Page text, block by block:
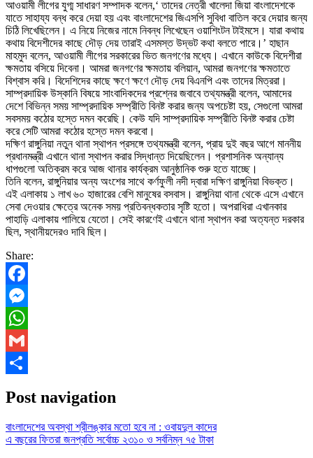
আওয়ামী লীগের যুগ্ম সাধারণ সম্পাদক বলেন,‘ তাদের নেত্রী খালেদা জিয়া বাংলাদেশকে
যাতে সাহায্য বন্ধ করে দেয়া হয় এবং বাংলাদেশের জিএসপি সুবিধা বাতিল করে দেয়ার জন্য
চিঠি লিখেছিলেন। এ নিয়ে নিজের নামে নিবন্ধ লিখেছেন ওয়াশিংটন টাইমসে। যারা কথায়
কথায় বিদেশীদের কাছে দৌড় দেয় তারাই এসমস্ত উদ্ভট কথা বলতে পারে।’ হাছান
মাহমুদ বলেন, আওয়ামী লীগের সরকারের ভিত জনগণের মধ্যে। এখানে কাউকে বিদেশীরা
ক্ষমতায় বসিয়ে দিবেনা। আমরা জনগণের ক্ষমতায় বলিয়ান, আমরা জনগণের ক্ষমতাতে
বিশ্বাস করি। বিদেশিদের কাছে ক্ষণে ক্ষণে দৌড় দেয় বিএনপি এবং তাদের মিত্ররা।
সাম্প্রদায়িক উস্কানি বিষয়ে সাংবাদিকদের প্রশ্নের জবাবে তথ্যমন্ত্রী বলেন, আমাদের
দেশে বিভিন্ন সময় সাম্প্রদায়িক সম্প্রীতি বিনষ্ট করার জন্য অপচেষ্টা হয়, সেগুলো আমরা
সবসময় কঠোর হস্তে দমন করেছি। কেউ যদি সাম্প্রদায়িক সম্প্রীতি বিনষ্ট করার চেষ্টা
করে সেটি আমরা কঠোর হস্তে দমন করবো।
দক্ষিণ রাঙ্গুনিয়া নতুন থানা স্থাপন প্রসঙ্গে তথ্যমন্ত্রী বলেন, প্রায় দুই বছর আগে মাননীয়
প্রধানমন্ত্রী এখানে থানা স্থাপন করার সিদ্ধান্ত দিয়েছিলেন। প্রশাসনিক অন্যান্য
ধাপগুলো অতিক্রম করে আজ থানার কার্যক্রম আনুষ্ঠানিক শুরু হতে যাচ্ছে।
তিনি বলেন, রাঙ্গুনিয়ার অন্য অংশের সাথে কর্ণফুলী নদী দ্বারা দক্ষিণ রাঙ্গুনিয়া বিভক্ত।
এই এলাকায় ১ লাখ ৬০ হাজারের বেশি মানুষের বসবাস। রাঙ্গুনিয়া থানা থেকে এসে এখানে
সেবা দেওয়ার ক্ষেত্রে অনেক সময় প্রতিবন্ধকতার সৃষ্টি হতো। অপরাধিরা এখানকার
পাহাড়ি এলাকায় পালিয়ে যেতো। সেই কারণেই এখানে থানা স্থাপন করা অত্যন্ত দরকার
ছিল, স্থানীয়দেরও দাবি ছিল।
Share:
Facebook
Messenger
WhatsApp
Gmail
Post navigation
বাংলাদেশের অবস্থা শ্রীলঙ্কার মতো হবে না : ওবায়দুল কাদের
এ বছরের ফিতরা জনপ্রতি সর্বোচ্চ ২৩১০ ও সর্বনিম্ন ৭৫ টাকা